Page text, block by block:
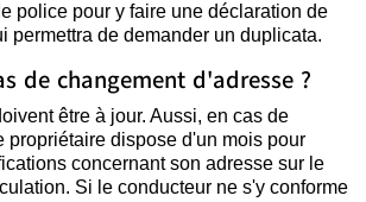
police pour y faire une déclaration de
permettra de demander un duplicata.
de changement d'adresse ?
être à jour. Aussi, en cas de
propriétaire dispose d'un mois pour
concernant son adresse sur le
Si le conducteur ne s'y conforme